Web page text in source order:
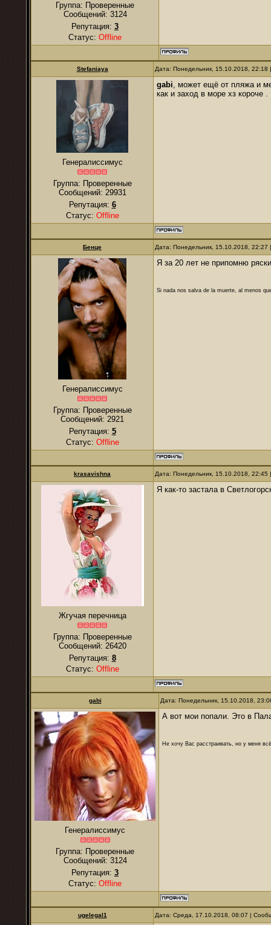
Группа: Проверенные
Сообщений: 3124
Репутация: 3
Статус: Offline
Stefaniaya Дата: Понедельник, 15.10.2018,
Генералиссимус
Группа: Проверенные
Сообщений: 29931
Репутация: 6
Статус: Offline
gabi, может ещё от пляжа и
как и заход в море хз короче
Бенце Дата: Понедельник, 15.10.2018,
Генералиссимус
Группа: Проверенные
Сообщений: 2921
Репутация: 5
Статус: Offline
Я за 20 лет не припомню ряски
Si nada nos salva de la muerte, al menos
krasavishna Дата: Понедельник, 15.10.2018,
Жгучая перечница
Группа: Проверенные
Сообщений: 26420
Репутация: 8
Статус: Offline
Я как-то застала в
gabi Дата: Понедельник, 15.10.2018,
Генералиссимус
Группа: Проверенные
Сообщений: 3124
Репутация: 3
Статус: Offline
А вот мои попали. Это в
Не хочу Вас расстраивать, но у меня
ugelegal1 Дата: Среда, 17.10.2018, 08:07 |